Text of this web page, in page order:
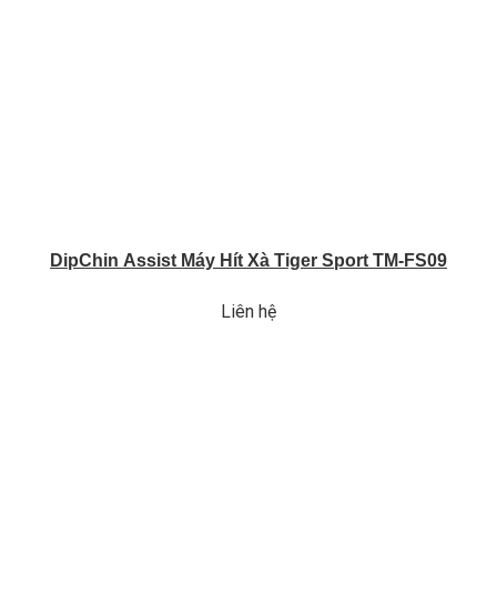
DipChin Assist Máy Hít Xà Tiger Sport TM-FS09
Liên hệ